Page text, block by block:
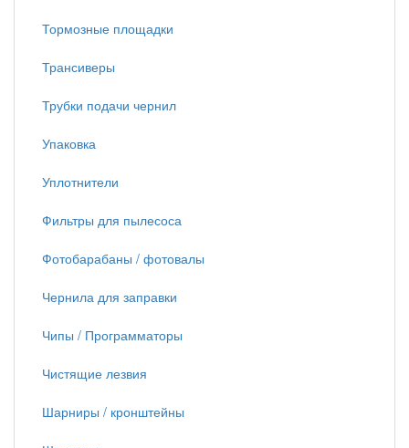
Тормозные площадки
Трансиверы
Трубки подачи чернил
Упаковка
Уплотнители
Фильтры для пылесоса
Фотобарабаны / фотовалы
Чернила для заправки
Чипы / Программаторы
Чистящие лезвия
Шарниры / кронштейны